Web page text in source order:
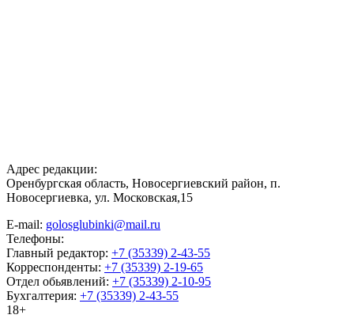
Адрес редакции:
Оренбургская область, Новосергиевский район, п.
Новосергиевка, ул. Московская,15
E-mail: golosglubinki@mail.ru
Телефоны:
Главный редактор: +7 (35339) 2-43-55
Корреспонденты: +7 (35339) 2-19-65
Отдел обьявлений: +7 (35339) 2-10-95
Бухгалтерия: +7 (35339) 2-43-55
18+